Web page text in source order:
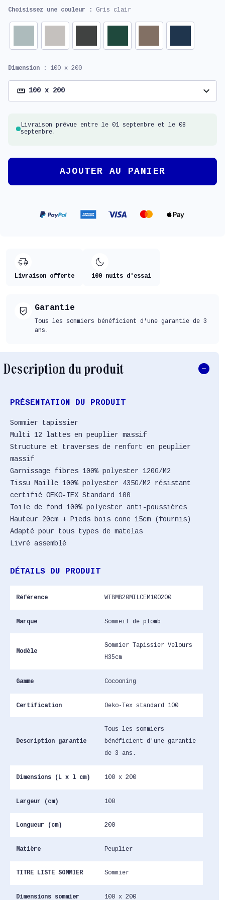
Choisissez une couleur : Gris clair
Dimension : 100 x 200
100 x 200 expand_more
Livraison prévue entre le 01 septembre et le 08
septembre.
AJOUTER AU PANIER
Livraison offerte 100 nuits d'essai
Garantie
Tous les sommiers bénéficient d'une garantie de 3
ans.
Description du produit
PRÉSENTATION DU PRODUIT
Sommier tapissier
Multi 12 lattes en peuplier massif
Structure et traverses de renfort en peuplier
massif
Garnissage fibres 100% polyester 120G/M2
Tissu Maille 100% polyester 435G/M2 résistant
certifié OEKO-TEX Standard 100
Toile de fond 100% polyester anti-poussières
Hauteur 20cm + Pieds bois cone 15cm (fournis)
Adapté pour tous types de matelas
Livré assemblé
DÉTAILS DU PRODUIT
Référence WTBMB20MILCEM100200
Marque Sommeil de plomb
Modèle
Sommier Tapissier Velours
H35cm
Gamme Cocooning
Certification Oeko-Tex standard 100
Description garantie
Tous les sommiers
bénéficient d'une garantie
de 3 ans.
Dimensions (L x l cm) 100 x 200
Largeur (cm) 100
Longueur (cm) 200
Matière Peuplier
TITRE LISTE SOMMIER Sommier
Dimensions sommier 100 x 200